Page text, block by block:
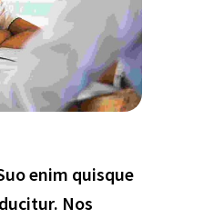
enim quisque
Nos